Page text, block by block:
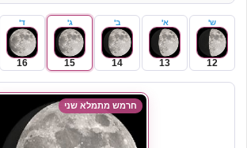
ש'
12
א'
13
ב'
14
ג'
15
ד'
16
חרמש מתמלא שני